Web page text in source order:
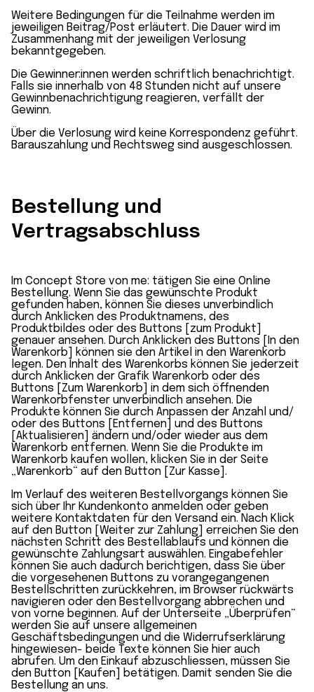
Weitere Bedingungen für die Teilnahme werden im
jeweiligen Beitrag/Post erläutert. Die Dauer wird im
Zusammenhang mit der jeweiligen Verlosung
bekanntgegeben.
Die Gewinner:innen werden schriftlich benachrichtigt.
Falls sie innerhalb von 48 Stunden nicht auf unsere
Gewinnbenachrichtigung reagieren, verfällt der
Gewinn.
Über die Verlosung wird keine Korrespondenz geführt.
Barauszahlung und Rechtsweg sind ausgeschlossen.
Bestellung und
Vertragsabschluss
Im Concept Store von me: tätigen Sie eine Online
Bestellung. Wenn Sie das gewünschte Produkt
gefunden haben, können Sie dieses unverbindlich
durch Anklicken des Produktnamens, des
Produktbildes oder des Buttons [zum Produkt]
genauer ansehen. Durch Anklicken des Buttons [In den
Warenkorb] können sie den Artikel in den Warenkorb
legen. Den Inhalt des Warenkorbs können Sie jederzeit
durch Anklicken der Grafik Warenkorb oder des
Buttons [Zum Warenkorb] in dem sich öffnenden
Warenkorbfenster unverbindlich ansehen. Die
Produkte können Sie durch Anpassen der Anzahl und/
oder des Buttons [Entfernen] und des Buttons
[Aktualisieren] ändern und/oder wieder aus dem
Warenkorb entfernen. Wenn Sie die Produkte im
Warenkorb kaufen wollen, klicken Sie in der Seite
„Warenkorb“ auf den Button [Zur Kasse].
Im Verlauf des weiteren Bestellvorgangs können Sie
sich über Ihr Kundenkonto anmelden oder geben
weitere Kontaktdaten für den Versand ein. Nach Klick
auf den Button [Weiter zur Zahlung] erreichen Sie den
nächsten Schritt des Bestellablaufs und können die
gewünschte Zahlungsart auswählen. Eingabefehler
können Sie auch dadurch berichtigen, dass Sie über
die vorgesehenen Buttons zu vorangegangenen
Bestellschritten zurückkehren, im Browser rückwärts
navigieren oder den Bestellvorgang abbrechen und
von vorne beginnen. Auf der Unterseite „Überprüfen“
werden Sie auf unsere allgemeinen
Geschäftsbedingungen und die Widerrufserklärung
hingewiesen- beide Texte können Sie hier auch
abrufen. Um den Einkauf abzuschliessen, müssen Sie
den Button [Kaufen] betätigen. Damit senden Sie die
Bestellung an uns.